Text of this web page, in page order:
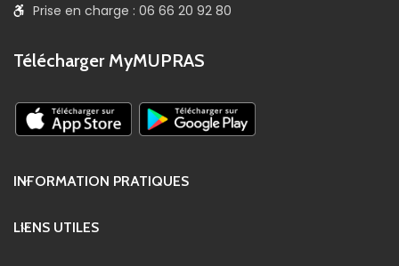
Prise en charge : 06 66 20 92 80
Télécharger MyMUPRAS
INFORMATION PRATIQUES
LIENS UTILES